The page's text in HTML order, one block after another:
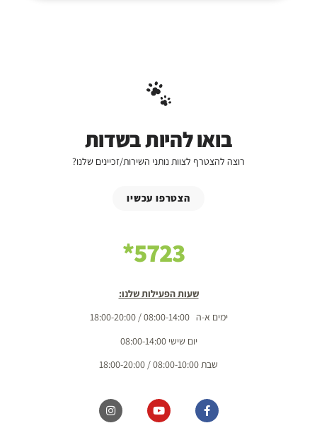
בואו להיות בשדות
רוצה להצטרף לצוות נותני השירות/זכיינים שלנו?
הצטרפו עכשיו
5723*
שעות הפעילות שלנו:
ימים א-ה 08:00-14:00 / 18:00-20:00
יום שישי 08:00-14:00
שבת 08:00-10:00 / 18:00-20:00